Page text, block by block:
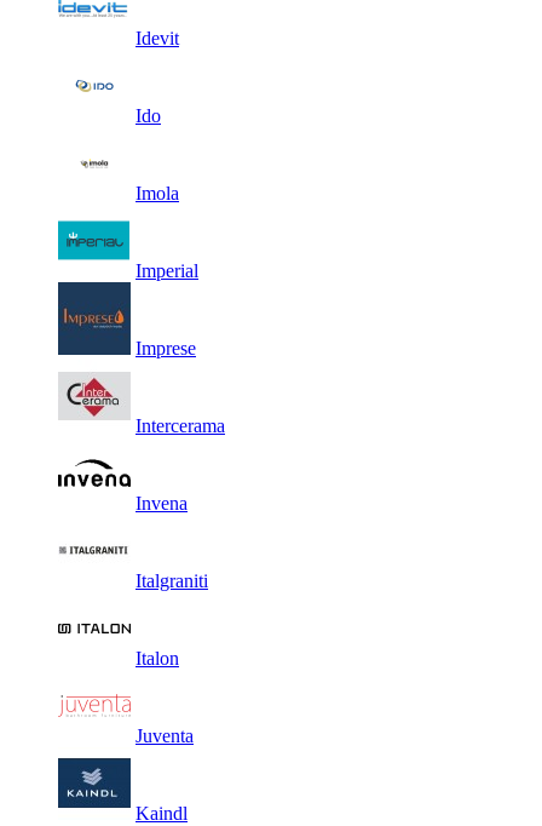
Idevit
Ido
Imola
Imperial
Imprese
Intercerama
Invena
Italgraniti
Italon
Juventa
Kaindl